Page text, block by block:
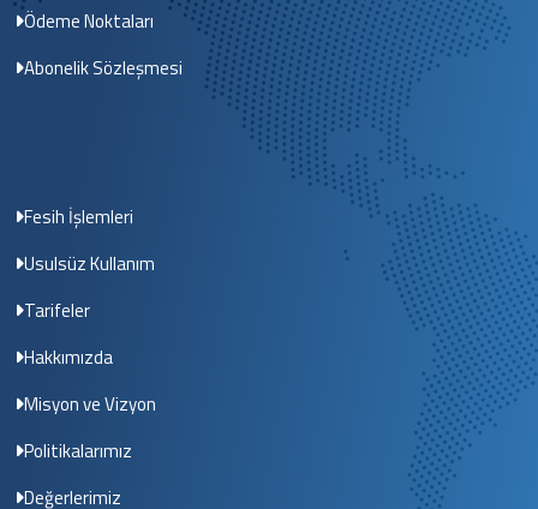
Ödeme Noktaları
Abonelik Sözleşmesi
Fesih İşlemleri
Usulsüz Kullanım
Tarifeler
Hakkımızda
Misyon ve Vizyon
Politikalarımız
Değerlerimiz